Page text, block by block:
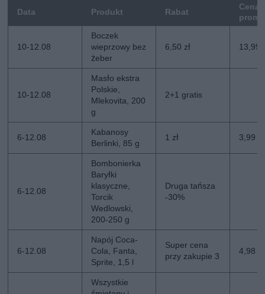
Data Produkt Rabat
Cena
10-12.08
Boczek
wieprzowy bez
żeber
6,50 zł 13,99
10-12.08
Masło ekstra
Polskie,
Mlekovita, 200
g
2+1 gratis
6-12.08
Kabanosy
Berlinki, 85 g
1 zł 3,99
6-12.08
Bombonierka
Baryłki
klasyczne,
Torcik
Wedlowski,
200-250 g
Druga tańsza
-30%
6-12.08
Napój Coca-
Cola, Fanta,
Sprite, 1,5 l
Super cena
przy zakupie 3
4,98
Wszystkie